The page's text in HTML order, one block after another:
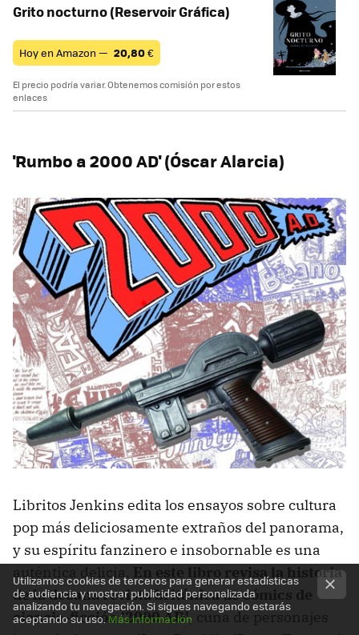
Grito nocturno (Reservoir Gráfica)
Hoy en Amazon — 20,80€
El precio podría variar. Obtenemos comisión por estos
enlaces
'Rumbo a 2000 AD' (Óscar Alarcia)
Libritos Jenkins edita los ensayos sobre cultura
pop más deliciosamente extraños del panorama,
y su espíritu fanzinero e insobornable es una
auténtica delicia. En este libro revisa la historia
de la decana revista británica de cómics de
ciencia-ficción '2000 AD', cuna de personajes
Utilizamos cookies de terceros para generar estadísticas
de audiencia y mostrar publicidad personalizada
analizando tu navegación. Si sigues navegando estarás
aceptando su uso.Más información